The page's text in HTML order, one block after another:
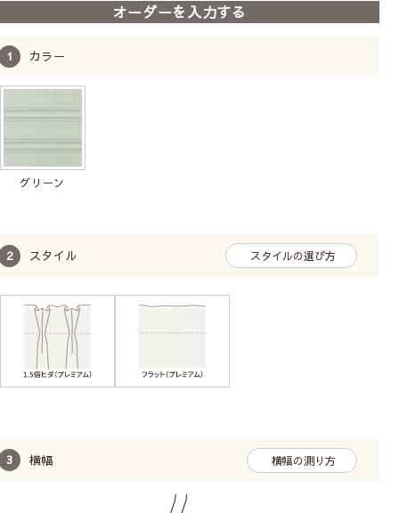
オーダーを入力する
カラー
グリーン
スタイル スタイルの選び方
横幅 横幅の測り方